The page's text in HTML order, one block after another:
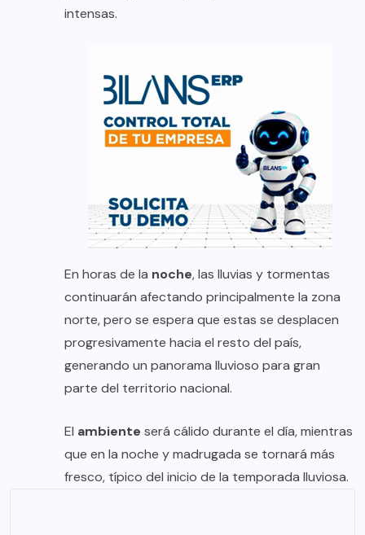
intensas.
En horas de la noche, las lluvias y tormentas
continuarán afectando principalmente la zona
norte, pero se espera que estas se desplacen
progresivamente hacia el resto del país,
generando un panorama lluvioso para gran
parte del territorio nacional.
El ambiente será cálido durante el día, mientras
que en la noche y madrugada se tornará más
fresco, típico del inicio de la temporada lluviosa.